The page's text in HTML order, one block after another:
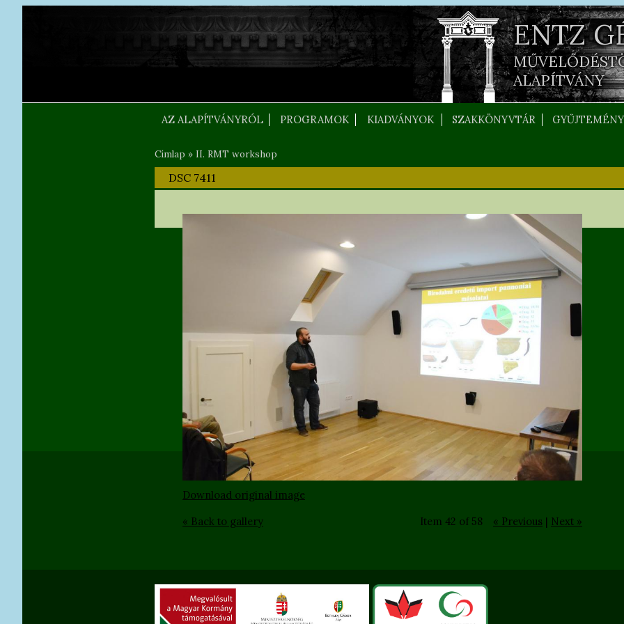
ENTZ
ALAPÍTVÁNY
AZ ALAPÍTVÁNYRÓL PROGRAMOK KIADVÁNYOK SZAKKÖNYVTÁR
Jelenlegi hely
Címlap » II. RMT workshop
DSC 7411
Download original image
« Back to gallery
Item 42 of 58 « Previous | Next »